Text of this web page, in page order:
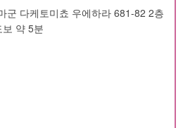
군 다케토미쵸 우에하라 681-82 2층
약 5분